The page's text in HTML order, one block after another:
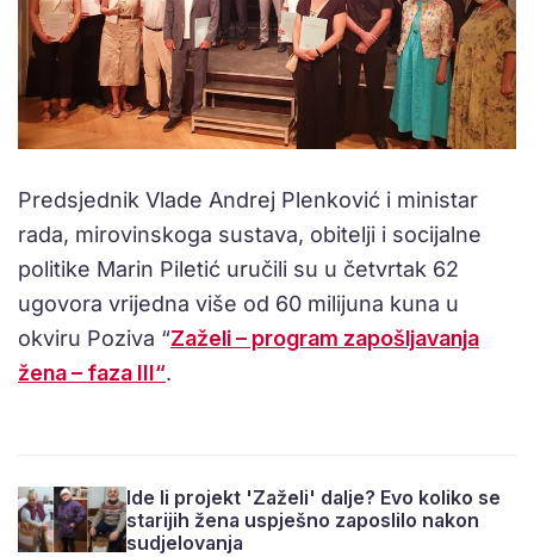
Predsjednik Vlade Andrej Plenković i ministar
rada, mirovinskoga sustava, obitelji i socijalne
politike Marin Piletić uručili su u četvrtak 62
ugovora vrijedna više od 60 milijuna kuna u
okviru Poziva “Zaželi – program zapošljavanja
žena – faza III“.
Ide li projekt 'Zaželi' dalje? Evo koliko se
starijih žena uspješno zaposlilo nakon
sudjelovanja